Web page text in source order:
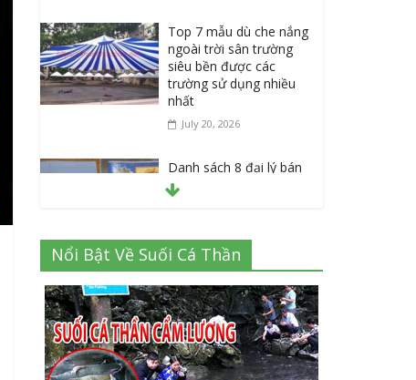
ngoài trời sân trường
siêu bền được các
trường sử dụng nhiều
nhất
July 20, 2026
tại Tphcm uy tín được
đánh giá High
Cập nhật mới nhất: Vở
học sinh 96 trang giá
bao nhiêu tại 3 đại lý
lớn có tiếng ở Tphcm
hiện nay?
July 9, 2026
Nổi Bật Về Suối Cá Thần